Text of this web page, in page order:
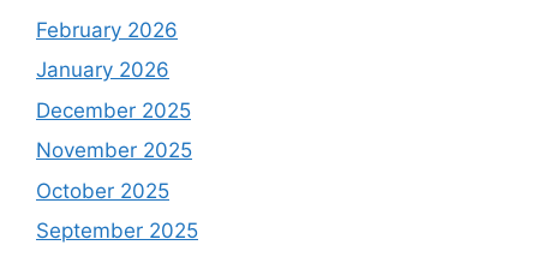
February 2026
January 2026
December 2025
November 2025
October 2025
September 2025